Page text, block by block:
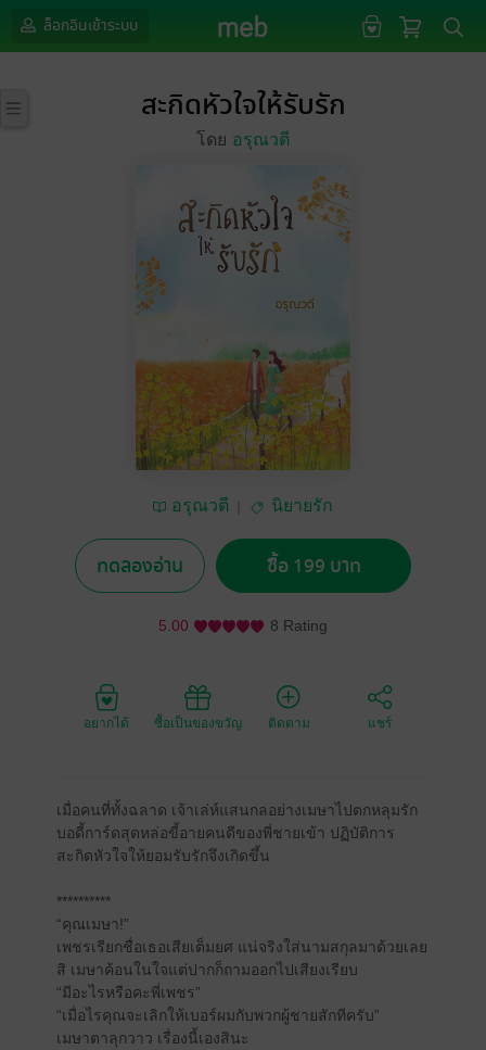
ล็อกอินเข้าระบบ
สะกิดหัวใจให้รับรัก
โดย อรุณวตี
อรุณวตี นิยายรัก
ทดลองอ่าน ซื้อ 199 บาท
5.00 8 Rating
อยากได้ ซื้อเป็นของขวัญ ติดตาม แชร์
เมื่อคนที่ทั้งฉลาด เจ้าเล่ห์แสนกลอย่างเมษาไปตกหลุมรัก
บอดี้การ์ดสุดหล่อขี้อายคนดีของพี่ชายเข้า ปฏิบัติการ
สะกิดหัวใจให้ยอมรับรักจึงเกิดขึ้น
**********
“คุณเมษา!”
เพชรเรียกชื่อเธอเสียเต็มยศ แน่จริงใส่นามสกุลมาด้วยเลย
สิ เมษาค้อนในใจแต่ปากก็ถามออกไปเสียงเรียบ
“มีอะไรหรือคะพี่เพชร”
“เมื่อไรคุณจะเลิกให้เบอร์ผมกับพวกผู้ชายสักทีครับ”
เมษาตาลุกวาว เรื่องนี้เองสินะ